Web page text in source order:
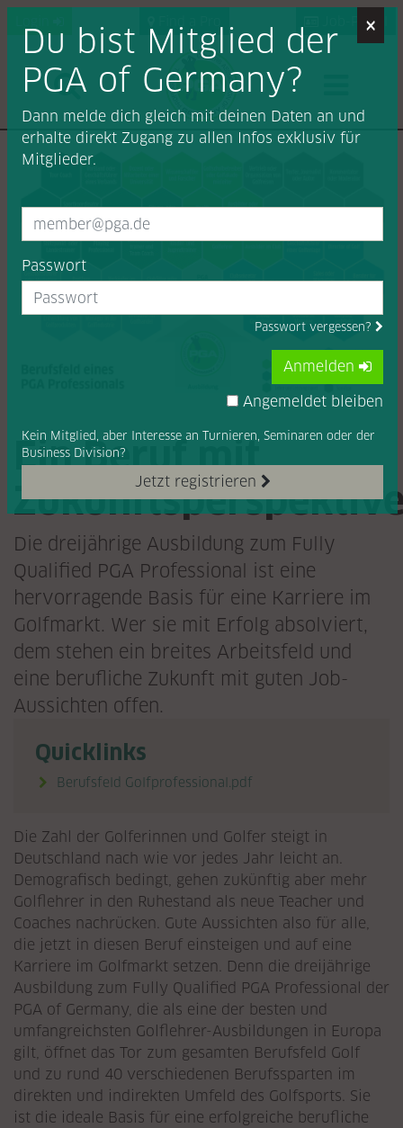
Job-Portal
Ein Beruf mit
Die dreijährige Ausbildung zum Fully
Qualified PGA Professional ist eine
hervorragende Basis für eine Karriere im
Golfmarkt. Wer sie mit Erfolg absolviert,
dem stehen ein breites Arbeitsfeld und
eine berufliche Zukunft mit guten Job-
Aussichten offen.
Quicklinks
Berufsfeld Golfprofessional.pdf
Die Zahl der Golferinnen und Golfer steigt in
Deutschland nach wie vor jedes Jahr leicht an.
Demografisch bedingt, gehen zukünftig aber mehr
Golflehrer in den Ruhestand als neue Teacher und
Coaches nachrücken. Gute Aussichten also für alle,
die jetzt in diesen Beruf einsteigen und auf eine
Karriere im Golfmarkt setzen. Denn die dreijährige
Ausbildung zum Fully Qualified PGA Professional der
PGA of Germany, die als eine der besten und
umfangreichsten Golflehrer-Ausbildungen in Europa
gilt, öffnet das Tor zum gesamten Berufsfeld Golf
und zu rund 40 verschiedenen Berufssparten im
direkten und indirekten Umfeld des Golfsports. Sie
ist die ideale Basis für eine erfolgreiche berufliche
×
Du bist Mitglied der
PGA of Germany?
Dann melde dich gleich mit deinen Daten an und
erhalte direkt Zugang zu allen Infos exklusiv für
Mitglieder.
Passwort
Passwort vergessen?
Jetzt registrieren
Kein Mitglied, aber Interesse an Turnieren, Seminaren oder der
Business Division?
Anmelden
Angemeldet bleiben